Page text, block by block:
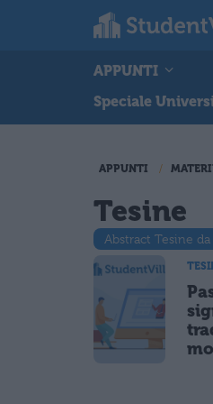
APPUNTI
Speciale
APPUNTI
Tesine
Abstract Tesine da